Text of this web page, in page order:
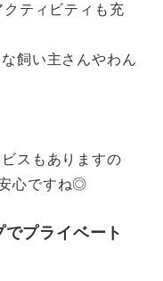
心ですね◎
でプライベート